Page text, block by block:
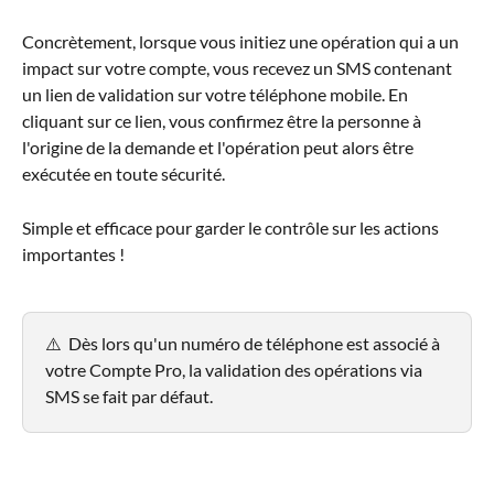
Concrètement, lorsque vous initiez une opération qui a un
impact sur votre compte, vous recevez un SMS contenant
un lien de validation sur votre téléphone mobile. En
cliquant sur ce lien, vous confirmez être la personne à
l'origine de la demande et l'opération peut alors être
exécutée en toute sécurité.
Simple et efficace pour garder le contrôle sur les actions
importantes !
⚠️  Dès lors qu'un numéro de téléphone est associé à
votre Compte Pro, la validation des opérations via
SMS se fait par défaut.